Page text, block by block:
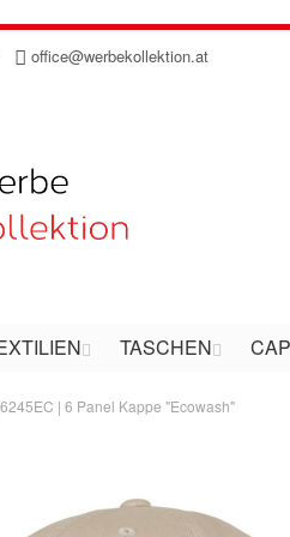
office@werbekollektion.at
TASCHEN
| 6 Panel Kappe "Ecowash"